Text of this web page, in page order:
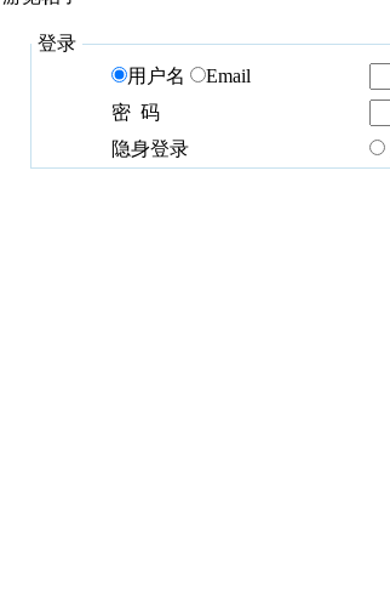
登录
用户名
Email
密 码
隐身登录